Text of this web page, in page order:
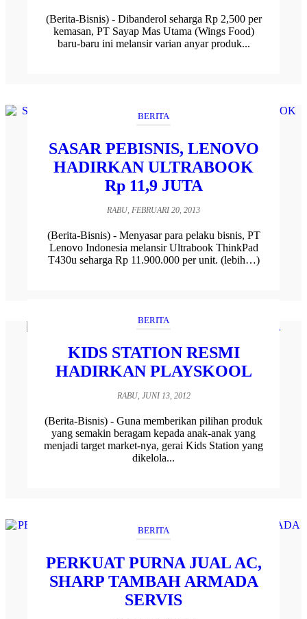
(Berita-Bisnis) - Dibanderol seharga Rp 2,500 per
kemasan, PT Sayap Mas Utama (Wings Food)
baru-baru ini melansir varian anyar produk...
BERITA
SASAR PEBISNIS, LENOVO
HADIRKAN ULTRABOOK
Rp 11,9 JUTA
RABU, FEBRUARI 20, 2013
(Berita-Bisnis) - Menyasar para pelaku bisnis, PT
Lenovo Indonesia melansir Ultrabook ThinkPad
T430u seharga Rp 11.900.000 per unit. (lebih…)
BERITA
KIDS STATION RESMI
HADIRKAN PLAYSKOOL
RABU, JUNI 13, 2012
(Berita-Bisnis) - Guna memberikan pilihan produk
yang semakin beragam kepada anak-anak yang
menjadi target market-nya, gerai Kids Station yang
dikelola...
BERITA
PERKUAT PURNA JUAL AC,
SHARP TAMBAH ARMADA
SERVIS